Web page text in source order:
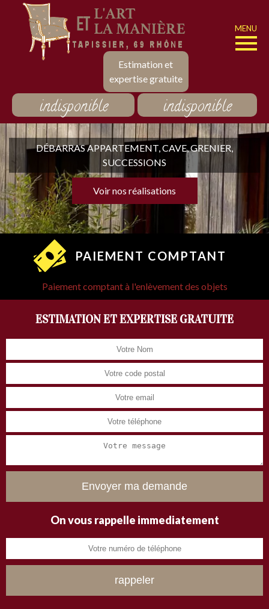
Estimation et
expertise gratuite
MENU
indisponible indisponible
DÉBARRAS APPARTEMENT, CAVE, GRENIER,
SUCCESSIONS
Voir nos réalisations
PAIEMENT COMPTANT
Paiement comptant à l'enlèvement des objets
ESTIMATION ET EXPERTISE GRATUITE
On vous rappelle immediatement